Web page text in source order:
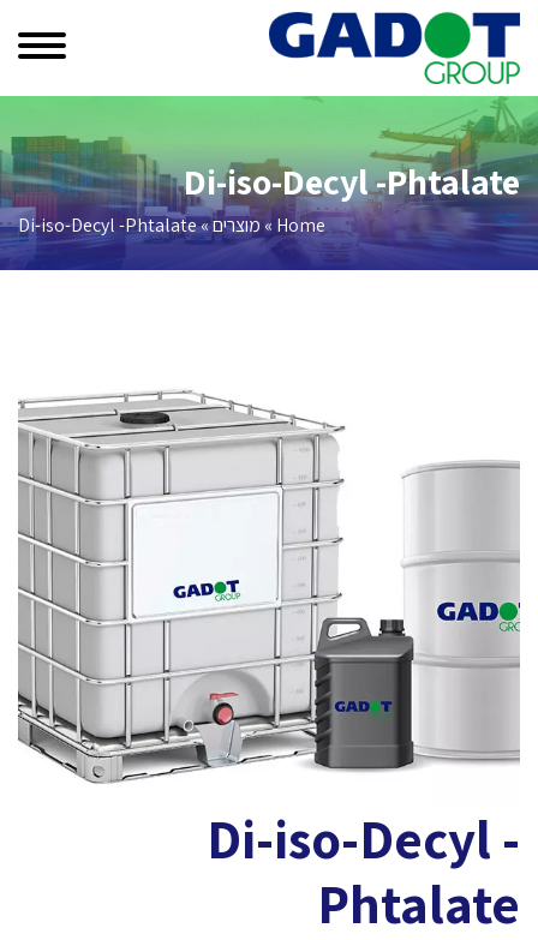
Di-iso-Decyl -Phtalate
Home
»מוצרים»
Di-iso-Decyl -Phtalate
Di-iso-Decyl -
Phtalate